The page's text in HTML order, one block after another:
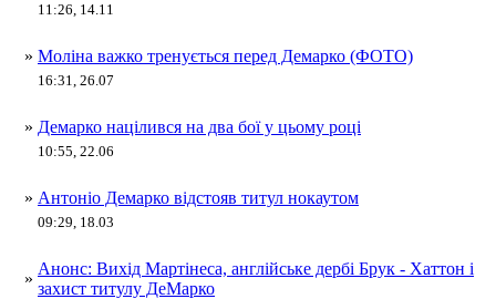
11:26, 14.11
» Моліна важко тренується перед Демарко (ФОТО)
16:31, 26.07
» Демарко націлився на два бої у цьому році
10:55, 22.06
» Антоніо Демарко відстояв титул нокаутом
09:29, 18.03
»
Анонс: Вихід Мартінеса, англійське дербі Брук - Хаттон і
захист титулу ДеМарко